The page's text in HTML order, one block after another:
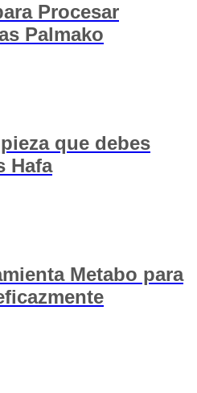
Procesar
Palmako
que debes
Hafa
Metabo para